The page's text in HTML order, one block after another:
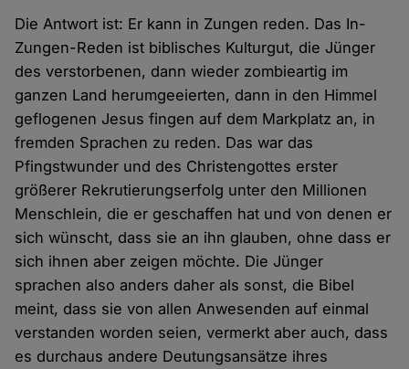
Die Antwort ist: Er kann in Zungen reden. Das In-
Zungen-Reden ist biblisches Kulturgut, die Jünger
des verstorbenen, dann wieder zombieartig im
ganzen Land herumgeeierten, dann in den Himmel
geflogenen Jesus fingen auf dem Markplatz an, in
fremden Sprachen zu reden. Das war das
Pfingstwunder und des Christengottes erster
größerer Rekrutierungserfolg unter den Millionen
Menschlein, die er geschaffen hat und von denen er
sich wünscht, dass sie an ihn glauben, ohne dass er
sich ihnen aber zeigen möchte. Die Jünger
sprachen also anders daher als sonst, die Bibel
meint, dass sie von allen Anwesenden auf einmal
verstanden worden seien, vermerkt aber auch, dass
es durchaus andere Deutungsansätze ihres